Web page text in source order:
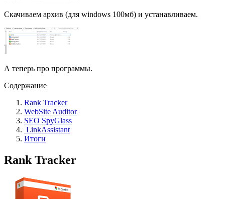
Скачиваем архив (для windows 100мб) и устанавливаем.
А теперь про программы.
Содержание
Rank Tracker
WebSite Auditor
SEO SpyGlass
LinkAssistant
Итоги
Rank Tracker